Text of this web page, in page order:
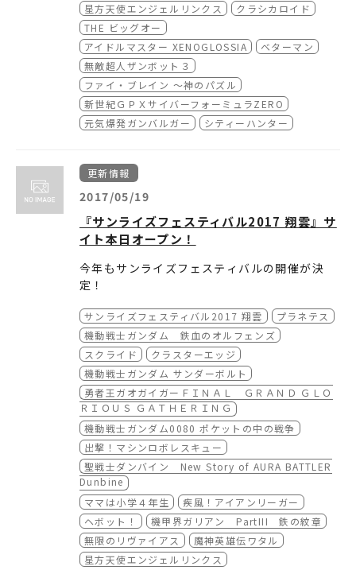
星方天使エンジェルリンクス
クラシカロイド
THE ビッグオー
アイドルマスター XENOGLOSSIA
ベターマン
無敵超人ザンボット３
ファイ・ブレイン ～神のパズル
新世紀ＧＰＸサイバーフォーミュラZERO
元気爆発ガンバルガー
シティーハンター
更新情報
2017/05/19
『サンライズフェスティバル2017 翔雲』サ
イト本日オープン！
今年もサンライズフェスティバルの開催が決
定！
日程、上映作品、チケット情報など掲載してい
ますので、是非チェックして下さい！
■サンライズフェスティバル2017 翔雲 公式
サイト
http://www.sunrise-inc.co.jp/sunfes/
サンライズフェスティバル2017 翔雲
プラネテス
機動戦士ガンダム 鉄血のオルフェンズ
スクライド
クラスターエッジ
機動戦士ガンダム サンダーボルト
勇者王ガオガイガーＦＩＮＡＬ ＧＲＡＮＤ ＧＬＯ
ＲＩＯＵＳ ＧＡＴＨＥＲＩＮＧ
機動戦士ガンダム0080 ポケットの中の戦争
出撃！マシンロボレスキュー
聖戦士ダンバイン New Story of AURA BATTLER
Dunbine
ママは小学４年生
疾風！アイアンリーガー
ヘボット！
機甲界ガリアン PartIII 鉄の紋章
無限のリヴァイアス
魔神英雄伝ワタル
星方天使エンジェルリンクス